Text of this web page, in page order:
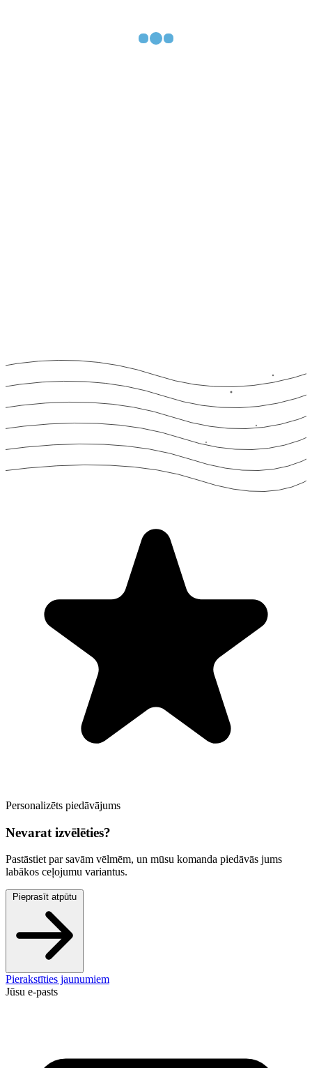
Personalizēts piedāvājums
Nevarat izvēlēties?
Pastāstiet par savām vēlmēm, un mūsu komanda piedāvās jums
labākos ceļojumu variantus.
Pieprasīt atpūtu
Pierakstīties jaunumiem
Jūsu e-pasts